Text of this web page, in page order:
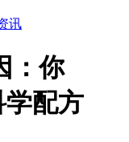
讯
：你
学配方